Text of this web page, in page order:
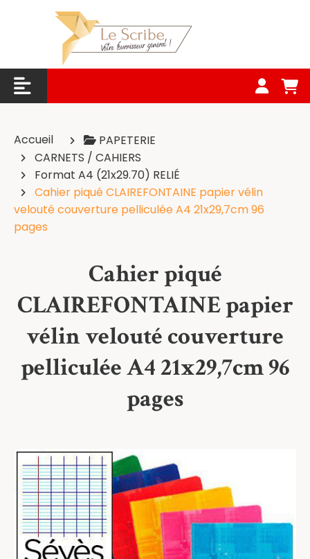
Accueil
PAPETERIE
CARNETS / CAHIERS
Format A4 (21x29.70) RELIÉ
Cahier piqué CLAIREFONTAINE papier vélin
velouté couverture pelliculée A4 21x29,7cm 96
pages
Cahier piqué
CLAIREFONTAINE papier
vélin velouté couverture
pelliculée A4 21x29,7cm 96
pages